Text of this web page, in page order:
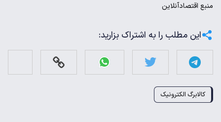
منبع اقتصادآنلاین
این مطلب را به اشتراک بزارید:
کالابرگ الکترونیک